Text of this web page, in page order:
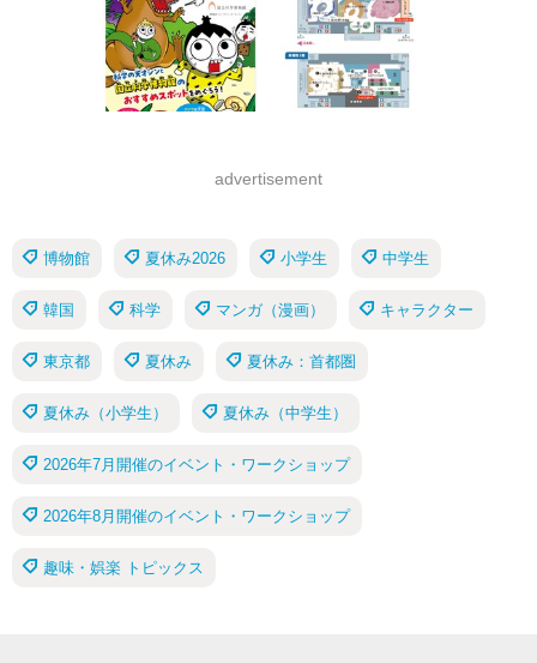
advertisement
博物館 夏休み2026 小学生 中学生
韓国 科学 マンガ（漫画） キャラクター
東京都 夏休み 夏休み：首都圏
夏休み（小学生） 夏休み（中学生）
2026年7月開催のイベント・ワークショップ
2026年8月開催のイベント・ワークショップ
趣味・娯楽 トピックス